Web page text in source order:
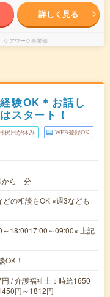
詳しく見る
アワーク事業部
験OK＊お話し
スタート！
祝日が休み WEB登録OK
ら---分
の相談もOK ※週3なども
～18:0017:00～09:00※ 上記
！
/ 介護福祉士：時給1650
円～1812円